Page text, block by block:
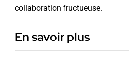
collaboration fructueuse.
En savoir plus